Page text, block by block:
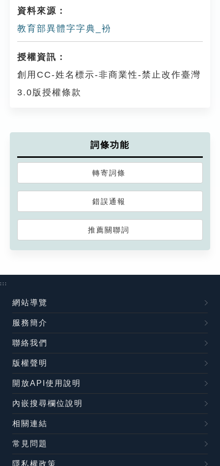
資料來源：
教育部異體字字典_衯
授權資訊：
創用CC-姓名標示-非商業性-禁止改作臺灣
3.0版授權條款
詞條功能
轉寄詞條
錯誤通報
推薦關聯詞
:::
網站導覽
服務簡介
聯絡我們
版權聲明
開放API使用說明
內嵌搜尋欄位說明
相關連結
常見問題
隱私權政策